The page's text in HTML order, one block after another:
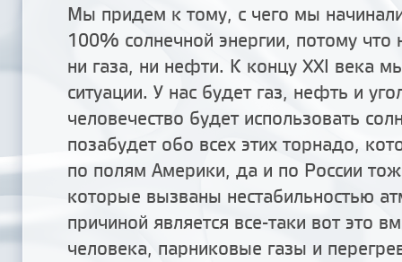
Мы придем к тому, с чего мы
100% солнечной энергии, потому что
ни газа, ни нефти. К концу XXI века
ситуации. У нас будет газ, нефть и
человечество будет использовать
позабудет обо всех этих торнадо,
по полям Америки, да и по России
которые вызваны нестабильностью
причиной является все-таки вот это
человека, парниковые газы и